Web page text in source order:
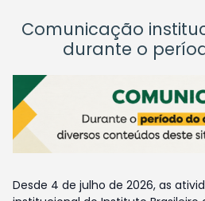
Comunicação
durante o
Desde 4 de julho de 2026, as